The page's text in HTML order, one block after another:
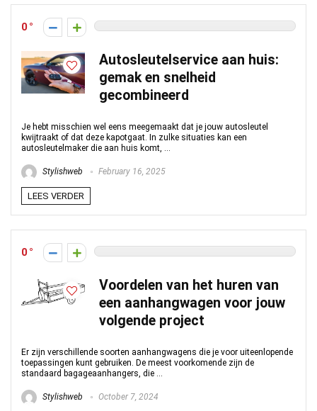
0
Autosleutelservice aan huis:
gemak en snelheid
gecombineerd
Je hebt misschien wel eens meegemaakt dat je jouw autosleutel
kwijtraakt of dat deze kapotgaat. In zulke situaties kan een
autosleutelmaker die aan huis komt, ...
Stylishweb February 16, 2025
LEES VERDER
0
Voordelen van het huren van
een aanhangwagen voor jouw
volgende project
Er zijn verschillende soorten aanhangwagens die je voor uiteenlopende
toepassingen kunt gebruiken. De meest voorkomende zijn de
standaard bagageaanhangers, die ...
Stylishweb October 7, 2024